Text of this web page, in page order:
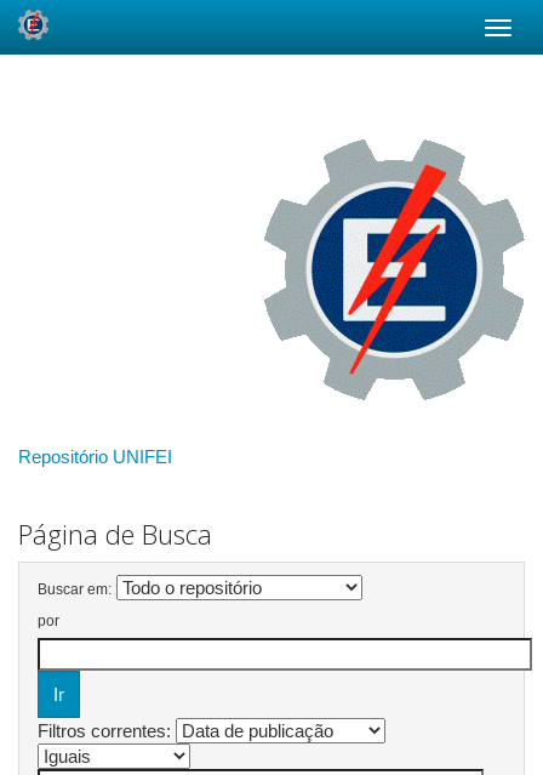
Repositório UNIFEI
Página de Busca
Buscar em:
por
Filtros correntes: